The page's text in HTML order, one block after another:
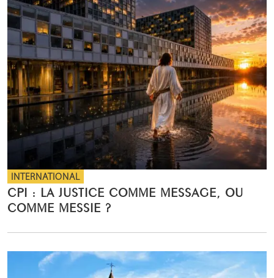
INTERNATIONAL
CPI : LA JUSTICE COMME MESSAGE, OU
COMME MESSIE ?